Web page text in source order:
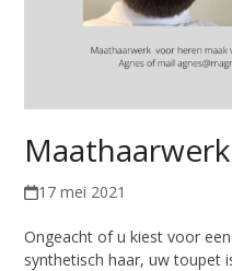
17 mei 2021
Ongeacht of u kiest voor
synthetisch haar, uw toupet